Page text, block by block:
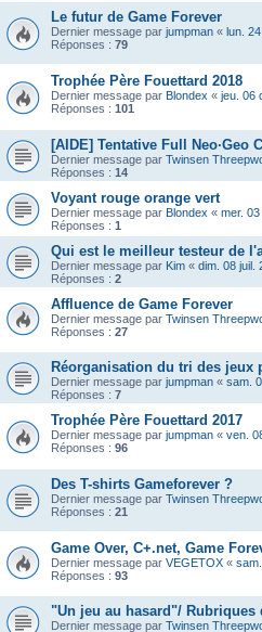
Le futur de Game Forever
Dernier message par jumpman « lun.
Réponses : 79
Trophée Père Fouettard 2018
Dernier message par Blondex « jeu. 06
Réponses : 101
[AIDE] Tentative Full Neo·Geo
Dernier message par Twinsen
Réponses : 14
Voyant rouge orange vert
Dernier message par Blondex « mer.
Réponses : 1
Qui est le meilleur testeur de
Dernier message par Kim « dim. 08 juil.
Réponses : 2
Affluence de Game Forever
Dernier message par Twinsen
Réponses : 27
Réorganisation du tri des jeux
Dernier message par jumpman « sam.
Réponses : 7
Trophée Père Fouettard 2017
Dernier message par jumpman « ven.
Réponses : 96
Des T-shirts Gameforever ?
Dernier message par Twinsen
Réponses : 21
Game Over, C+.net, Game
Dernier message par VEGETOX «
Réponses : 93
"Un jeu au hasard"/ Rubriques
Dernier message par Twinsen